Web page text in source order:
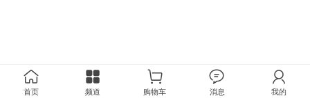
首页 频道 购物车 消息 我的